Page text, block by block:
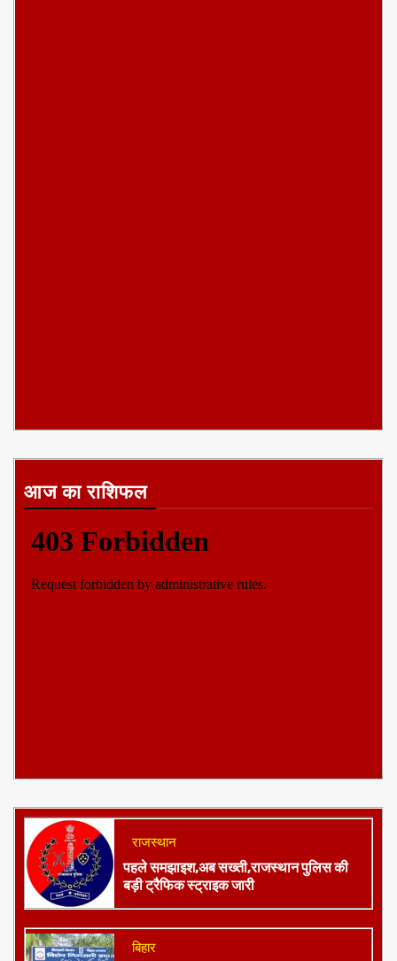
आज का राशिफल
राजस्थान
पहले समझाइश,अब सख्ती,राजस्थान पुलिस की
बड़ी ट्रैफिक स्ट्राइक जारी
बिहार